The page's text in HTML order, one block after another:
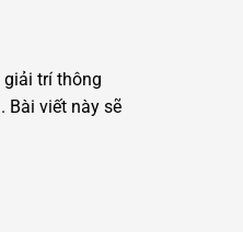
trí thông
Bài viết này sẽ